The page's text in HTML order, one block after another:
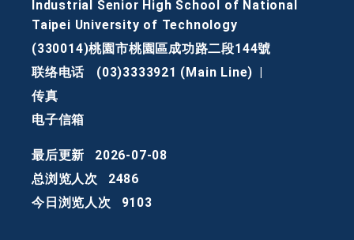
Industrial Senior High School of National
Taipei University of Technology
(330014)桃園市桃園區成功路二段144號
联络电话
(03)3333921 (Main Line)
传真
电子信箱
最后更新
2026-07-08
总浏览人次
2486
今日浏览人次
9103